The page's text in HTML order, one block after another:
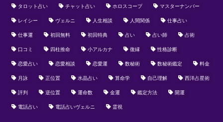
タロット占い チャット占い ホロスコープ マスターナンバー
レイシー ヴェルニ 人生相談 人間関係 仕事占い
仕事運 初回無料 初回特典 占い 占い師 占術
口コミ 四柱推命 小アルカナ 復縁 性格診断
恋愛占い 恋愛相談 恋愛運 数秘術 数秘術鑑定 料金
月詠 正位置 水晶占い 算命学 自己理解 西洋占星術
評判 逆位置 運命数 金運 鑑定方法 開運
電話占い 電話占いヴェルニ 霊視